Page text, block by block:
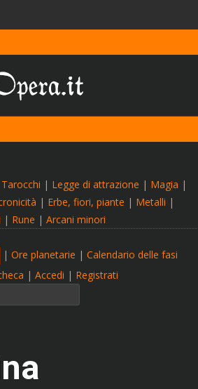
Tarocchi | Legge di attrazione | Magia |
| Erbe, fiori, piante | Metalli |
| Rune | Arcani minori
| Ore planetarie | Calendario delle fasi
| Accedi | Registrati